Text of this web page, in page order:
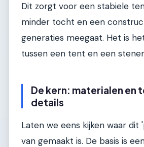
Dit zorgt voor een stabiele
minder tocht en een
generaties meegaat. Het is
tussen een tent en een
De kern: materialen en
details
Laten we eens kijken waar dit
van gemaakt is. De basis is